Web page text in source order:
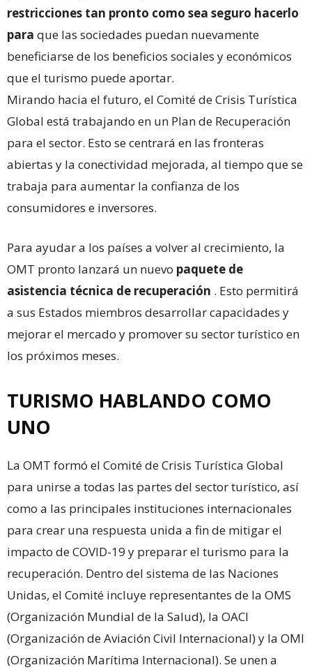
restricciones tan pronto como sea seguro hacerlo
para que las sociedades puedan nuevamente
beneficiarse de los beneficios sociales y económicos
que el turismo puede aportar.
Mirando hacia el futuro, el Comité de Crisis Turística
Global está trabajando en un Plan de Recuperación
para el sector. Esto se centrará en las fronteras
abiertas y la conectividad mejorada, al tiempo que se
trabaja para aumentar la confianza de los
consumidores e inversores.
Para ayudar a los países a volver al crecimiento, la
OMT pronto lanzará un nuevo paquete de
asistencia técnica de recuperación . Esto permitirá
a sus Estados miembros desarrollar capacidades y
mejorar el mercado y promover su sector turístico en
los próximos meses.
TURISMO HABLANDO COMO
UNO
La OMT formó el Comité de Crisis Turística Global
para unirse a todas las partes del sector turístico, así
como a las principales instituciones internacionales
para crear una respuesta unida a fin de mitigar el
impacto de COVID-19 y preparar el turismo para la
recuperación. Dentro del sistema de las Naciones
Unidas, el Comité incluye representantes de la OMS
(Organización Mundial de la Salud), la OACI
(Organización de Aviación Civil Internacional) y la OMI
(Organización Marítima Internacional). Se unen a